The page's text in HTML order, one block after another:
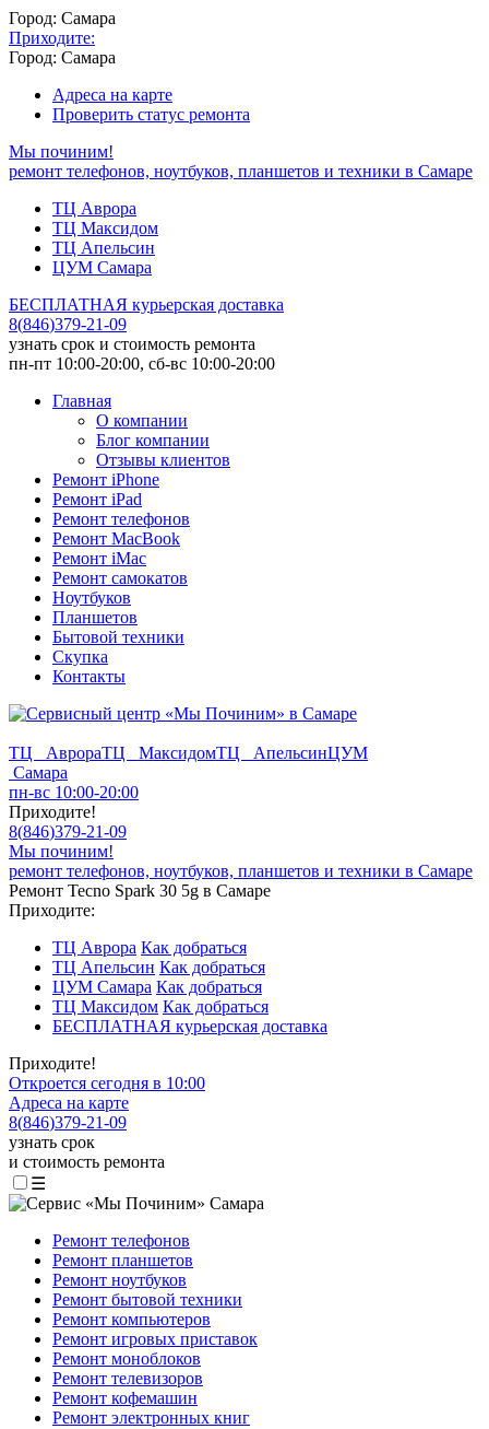
Город: Самара
Приходите:
Город: Самара
Адреса на карте
Проверить статус ремонта
Мы починим!
ремонт телефонов, ноутбуков, планшетов и техники в Самаре
ТЦ Аврора
ТЦ Максидом
ТЦ Апельсин
ЦУМ Самара
БЕСПЛАТНАЯ курьерская доставка
8(846)379-21-09
узнать срок и стоимость ремонта
пн-пт 10:00-20:00, сб-вс 10:00-20:00
Главная
О компании
Блог компании
Отзывы клиентов
Ремонт iPhone
Ремонт iPad
Ремонт телефонов
Ремонт MacBook
Ремонт iMac
Ремонт самокатов
Ноутбуков
Планшетов
Бытовой техники
Скупка
Контакты
ТЦ АврораТЦ МаксидомТЦ АпельсинЦУМ
Самара
пн-вс 10:00-20:00
Приходите!
8(846)379-21-09
Мы починим!
ремонт телефонов, ноутбуков, планшетов и техники в Самаре
Ремонт Tecno Spark 30 5g в Самаре
Приходите:
ТЦ Аврора Как добраться
ТЦ Апельсин Как добраться
ЦУМ Самара Как добраться
ТЦ Максидом Как добраться
БЕСПЛАТНАЯ курьерская доставка
Приходите!
Откроется сегодня в 10:00
Адреса на карте
8(846)379-21-09
узнать срок
и стоимость ремонта
☰
Ремонт телефонов
Ремонт планшетов
Ремонт ноутбуков
Ремонт бытовой техники
Ремонт компьютеров
Ремонт игровых приставок
Ремонт моноблоков
Ремонт телевизоров
Ремонт кофемашин
Ремонт электронных книг